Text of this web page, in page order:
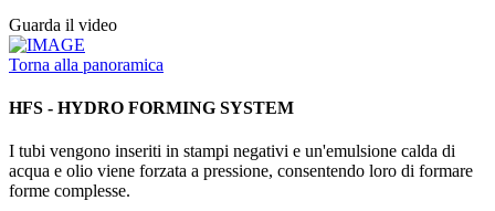
Guarda il video
Torna alla panoramica
HFS - HYDRO FORMING SYSTEM
I tubi vengono inseriti in stampi negativi e un'emulsione calda di
acqua e olio viene forzata a pressione, consentendo loro di formare
forme complesse.